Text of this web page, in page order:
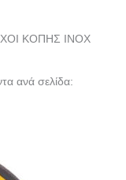
ΚΟΠΗΣ ΙΝΟΧ
ανά σελίδα: